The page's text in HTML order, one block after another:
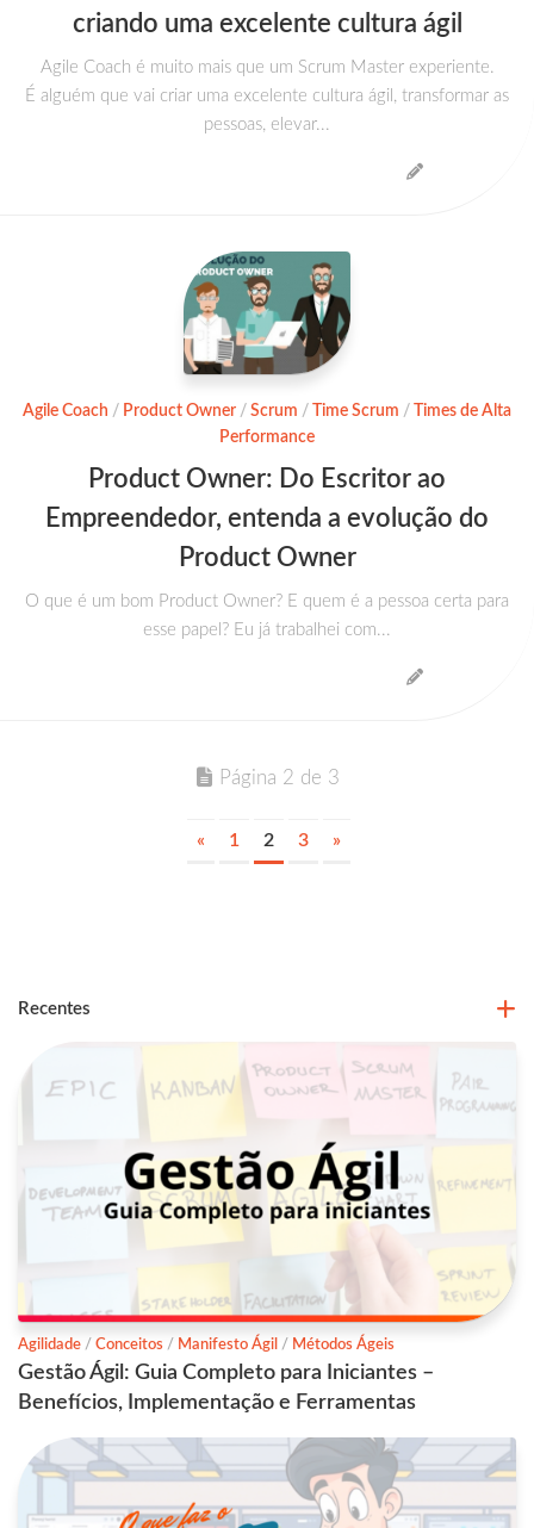
criando uma excelente cultura ágil
Agile Coach é muito mais que um Scrum Master experiente.
É alguém que vai criar uma excelente cultura ágil, transformar as
pessoas, elevar...
Agile Coach / Product Owner / Scrum / Time Scrum /
Times de Alta
Performance
Product Owner: Do Escritor ao
Empreendedor, entenda a evolução do
Product Owner
O que é um bom Product Owner? E quem é a pessoa certa para
esse papel? Eu já trabalhei com...
Página 2 de 3
« 1 2 3 »
Recentes
Agilidade / Conceitos / Manifesto Ágil / Métodos Ágeis
Gestão Ágil: Guia Completo para Iniciantes –
Benefícios, Implementação e Ferramentas